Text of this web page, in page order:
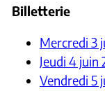
Billetterie
Mercredi 3
Jeudi 4 juin
Vendredi 5